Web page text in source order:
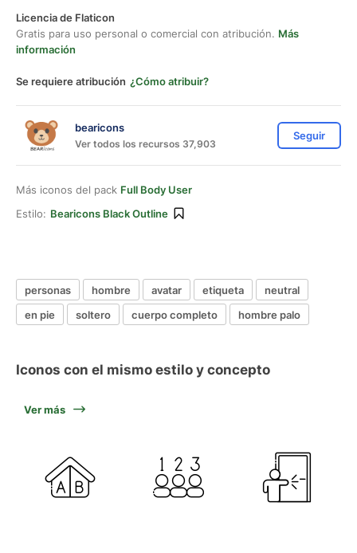
Licencia de Flaticon
Gratis para uso personal o comercial con atribución. Más
información
Se requiere atribución ¿Cómo atribuir?
bearicons
Ver todos los recursos 37,903
Seguir
Más iconos del pack Full Body User
Estilo: Bearicons Black Outline
personas hombre avatar etiqueta
neutral
en pie
soltero cuerpo completo hombre palo
Iconos con el mismo estilo y concepto
Ver más